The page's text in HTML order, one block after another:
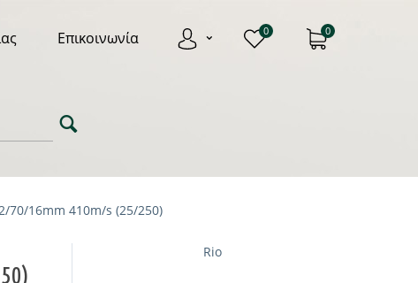
Επικοινωνία 0 0
70/16mm 410m/s (25/250)
Rio